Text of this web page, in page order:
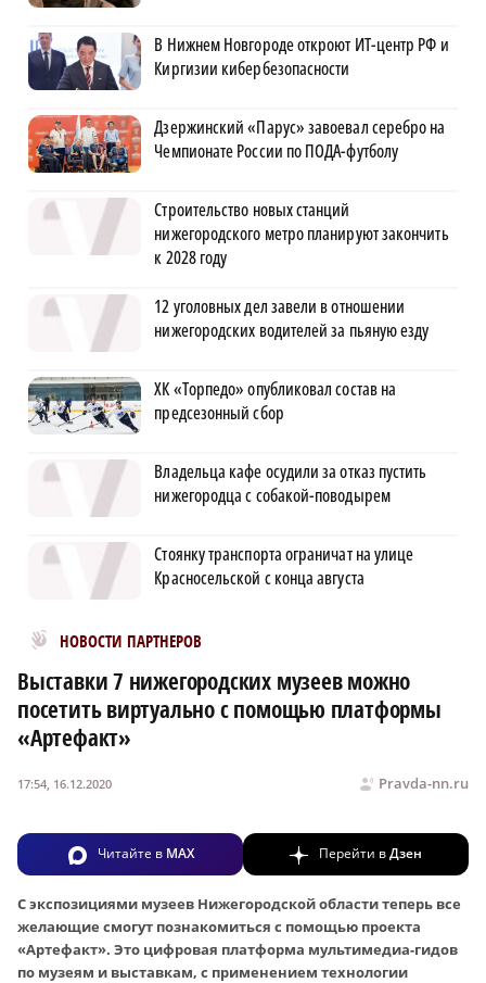
В Нижнем Новгороде откроют ИТ-центр РФ и
Киргизии кибербезопасности
Дзержинский «Парус» завоевал серебро на
Чемпионате России по ПОДА-футболу
Строительство новых станций
нижегородского метро планируют закончить
к 2028 году
12 уголовных дел завели в отношении
нижегородских водителей за пьяную езду
ХК «Торпедо» опубликовал состав на
предсезонный сбор
Владельца кафе осудили за отказ пустить
нижегородца с собакой-поводырем
Стоянку транспорта ограничат на улице
Красносельской с конца августа
НОВОСТИ ПАРТНЕРОВ
Новости МирТесен
Выставки 7 нижегородских музеев можно
посетить виртуально с помощью платформы
«Артефакт»
Pravda-nn.ru
17:54, 16.12.2020
Читайте в MAX Перейти вДзен
С экспозициями музеев Нижегородской области теперь все
желающие смогут познакомиться с помощью проекта
«Артефакт». Это цифровая платформа мультимедиа-гидов
по музеям и выставкам, с применением технологии